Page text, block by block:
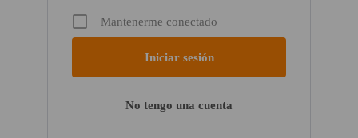
Mantenerme conectado
No tengo una cuenta